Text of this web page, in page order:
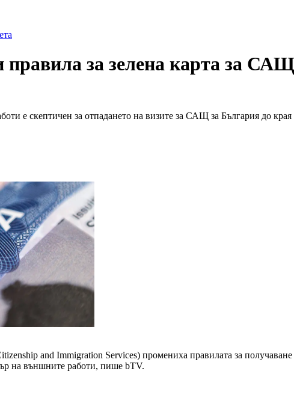
за зелена карта за
е скептичен за отпадането на визите за САЩ за България до
and Immigration Services) промениха правилата за
на външните работи, пише bTV.